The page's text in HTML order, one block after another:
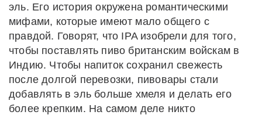
эль. Его история окружена романтическими
мифами, которые имеют мало общего с
правдой. Говорят, что IPA изобрели для того,
чтобы поставлять пиво британским войскам в
Индию. Чтобы напиток сохранил свежесть
после долгой перевозки, пивовары стали
добавлять в эль больше хмеля и делать его
более крепким. На самом деле никто